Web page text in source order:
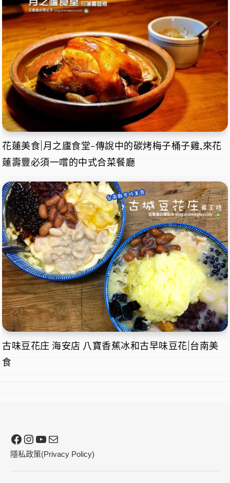
花蓮美食|月之廬食堂-傳說中的碳烤梅子桶子雞,來花
蓮壽豐必須一嚐的中式合菜餐廳
古味豆花庄 海安店 八寶香蕉冰和古早味豆花|台南美
食
Facebook
Instagram
YouTube電子郵件
隱私政策(Privacy Policy)